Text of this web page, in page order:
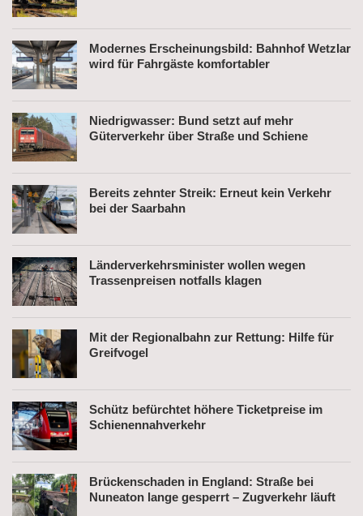
Modernes Erscheinungsbild: Bahnhof Wetzlar
wird für Fahrgäste komfortabler
Niedrigwasser: Bund setzt auf mehr
Güterverkehr über Straße und Schiene
Bereits zehnter Streik: Erneut kein Verkehr
bei der Saarbahn
Länderverkehrsminister wollen wegen
Trassenpreisen notfalls klagen
Mit der Regionalbahn zur Rettung: Hilfe für
Greifvogel
Schütz befürchtet höhere Ticketpreise im
Schienennahverkehr
Brückenschaden in England: Straße bei
Nuneaton lange gesperrt – Zugverkehr läuft